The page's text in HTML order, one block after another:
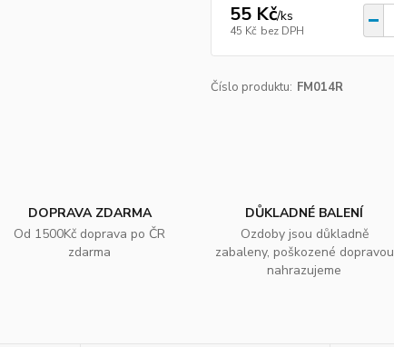
55 Kč/ks
45 Kč bez DPH
Číslo produktu: FM014R
DOPRAVA ZDARMA
Od 1500Kč doprava po ČR
zdarma
DŮKLADNÉ BALENÍ
Ozdoby jsou důkladně
zabaleny, poškozené dopravou
nahrazujeme